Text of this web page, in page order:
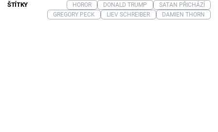
ŠTÍTKY HOROR DONALD TRUMP
SATAN PŘICHÁZÍ
GREGORY PECK
LIEV SCHREIBER DAMIEN THORN